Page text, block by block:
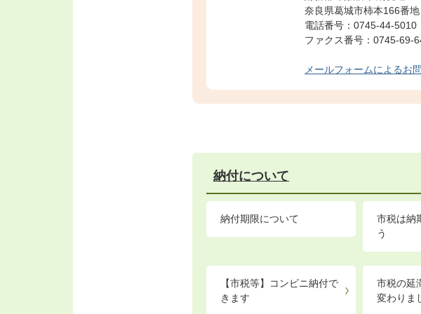
奈良県葛城市柿本166番地
電話番号：0745-44-5010
ファクス番号：0745-69-
メールフォームによるお
納付について
納付期限について
市税は納
う
【市税等】コンビニ納付で
きます
市税の延
変わりま